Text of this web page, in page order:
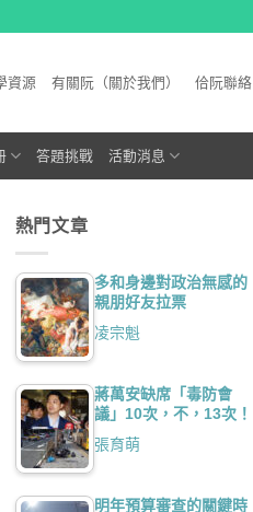
資源 有關阮（關於我們） 佮阮聯絡
答題挑戰 活動消息
熱門文章
多和身邊對政治無感的
親朋好友拉票
凌宗魁
蔣萬安缺席「毒防會
議」10次，不，13次！
張育萌
明年預算審查的關鍵時